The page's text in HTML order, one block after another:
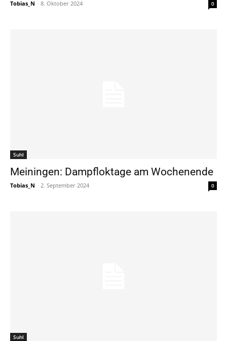
Tobias_N - 8. Oktober 2024 0
Suhl
Meiningen: Dampfloktage am Wochenende
Tobias_N - 2. September 2024 0
Suhl